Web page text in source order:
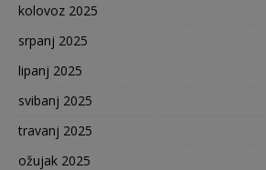
kolovoz 2025
srpanj 2025
lipanj 2025
svibanj 2025
travanj 2025
ožujak 2025